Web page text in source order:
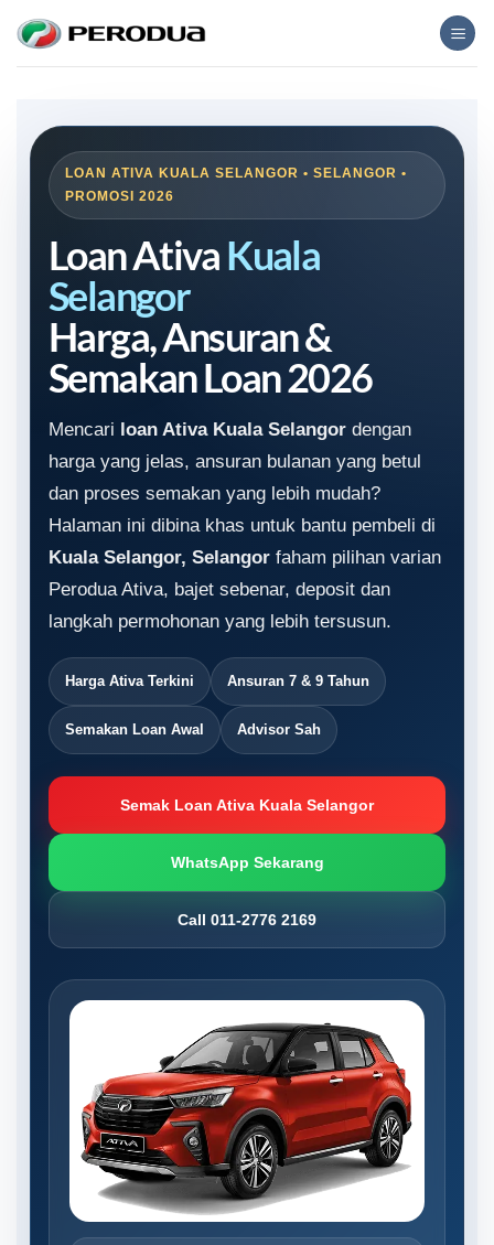
content
LOAN ATIVA KUALA SELANGOR • SELANGOR •
PROMOSI 2026
Loan AtivaKuala
Selangor
Harga, Ansuran &
Semakan Loan 2026
Mencari loan Ativa Kuala Selangor dengan
harga yang jelas, ansuran bulanan yang betul
dan proses semakan yang lebih mudah?
Halaman ini dibina khas untuk bantu pembeli di
Kuala Selangor, Selangor faham pilihan varian
Perodua Ativa, bajet sebenar, deposit dan
langkah permohonan yang lebih tersusun.
Harga Ativa Terkini Ansuran 7 & 9 Tahun
Semakan Loan Awal Advisor Sah
Semak Loan Ativa Kuala Selangor
WhatsApp Sekarang
Call 011-2776 2169